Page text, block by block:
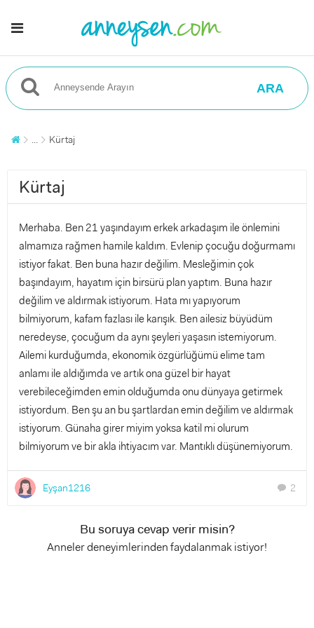
ARA
... Kürtaj
Kürtaj
Merhaba. Ben 21 yaşındayım erkek arkadaşım ile önlemini
almamıza rağmen hamile kaldım. Evlenip çocuğu doğurmamı
istiyor fakat. Ben buna hazır değilim. Mesleğimin çok
başındayım, hayatım için birsürü plan yaptım. Buna hazır
değilim ve aldırmak istiyorum. Hata mı yapıyorum
bilmiyorum, kafam fazlası ile karışık. Ben ailesiz büyüdüm
neredeyse, çocuğum da aynı şeyleri yaşasın istemiyorum.
Ailemi kurduğumda, ekonomik özgürlüğümü elime tam
anlamı ile aldığımda ve artık ona güzel bir hayat
verebileceğimden emin olduğumda onu dünyaya getirmek
istiyordum. Ben şu an bu şartlardan emin değilim ve aldırmak
istiyorum. Günaha girer miyim yoksa katil mi olurum
bilmiyorum ve bir akla ihtiyacım var. Mantıklı düşünemiyorum.
Eyşan1216 chat 2
Bu soruya cevap verir misin?
Anneler deneyimlerinden faydalanmak istiyor!